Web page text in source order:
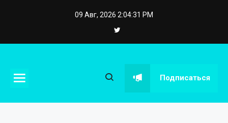
09 Авг, 2026 2:04:32 PM
eposstroy.com.ua Подписаться